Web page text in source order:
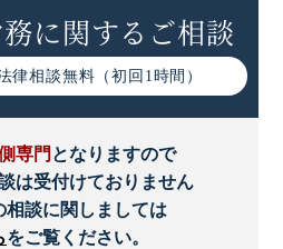
員会や管理者の設置についてわ
ステムにおける「PDCAサイ
に関するご相談
律相談無料（初回1時間）
専門 となりますので
は受付けておりません
談に関しましては
をご覧ください。